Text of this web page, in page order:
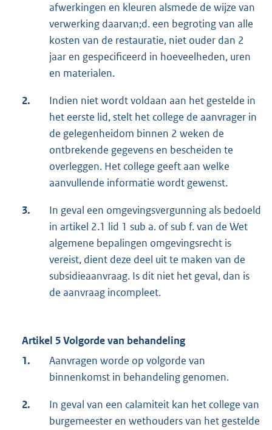
afwerkingen en kleuren alsmede de wijze van
verwerking daarvan;d. een begroting van alle
kosten van de restauratie, niet ouder dan 2
jaar en gespecificeerd in hoeveelheden, uren
en materialen.
2.
Indien niet wordt voldaan aan het gestelde in
het eerste lid, stelt het college de aanvrager in
de gelegenheidom binnen 2 weken de
ontbrekende gegevens en bescheiden te
overleggen. Het college geeft aan welke
aanvullende informatie wordt gewenst.
3.
In geval een omgevingsvergunning als bedoeld
in artikel 2.1 lid 1 sub a. of sub f. van de Wet
algemene bepalingen omgevingsrecht is
vereist, dient deze deel uit te maken van de
subsidieaanvraag. Is dit niet het geval, dan is
de aanvraag incompleet.
Artikel 5 Volgorde van behandeling
1.
Aanvragen worde op volgorde van
binnenkomst in behandeling genomen.
2.
In geval van een calamiteit kan het college van
burgemeester en wethouders van het gestelde